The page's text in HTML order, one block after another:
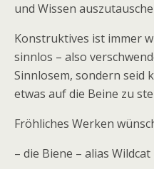
und Wissen
Konstruktives ist immer
sinnlos – also
Sinnlosem, sondern seid
etwas auf die Beine zu
Fröhliches Werken
– die Biene – alias Wildcat